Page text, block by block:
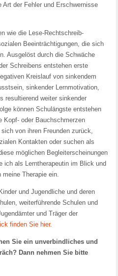
Art der Fehler und Erschwernisse
wie die Lese-Rechtschreib-
Beeinträchtigungen, die sich
Ausgelöst durch die Schwäche
Schreibens entstehen erste
Kreislauf von sinkendem
sinkender Lernmotivation,
resultierend weiter sinkender
können Schulängste entstehen
Kopf- oder Bauchschmerzen
von ihren Freunden zurück,
Kontakten oder suchen als
möglichen Begleiterscheinungen
ich als Lerntherapeutin im Blick und
Therapie ein.
und Jugendliche und deren
weiterführende Schulen und
und Träger der
finden Sie hier.
Sie ein unverbindliches und
Dann nehmen Sie bitte